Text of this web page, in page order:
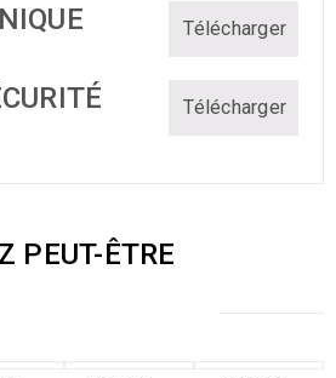
Télécharger
Télécharger
PEUT-ÊTRE